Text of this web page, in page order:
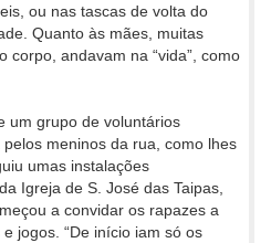
ou nas tascas de volta do
Quanto às mães, muitas
corpo, andavam na “vida”, como
um grupo de voluntários
meninos da rua, como lhes
umas instalações
Igreja de S. José das Taipas,
a convidar os rapazes a
jogos. “De início iam só os